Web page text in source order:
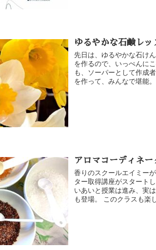
ゆるやかな石鹸レ
先日は、ゆるやかな石け
を作るので、いっぺんに
も、ソーパーとして作成
を作って、みんなで堪能。
アロマコーディネ
香りのスクールエイミー
ター取得講座がスタート
いあいと授業は進み、実
も登場。 このクラスも楽